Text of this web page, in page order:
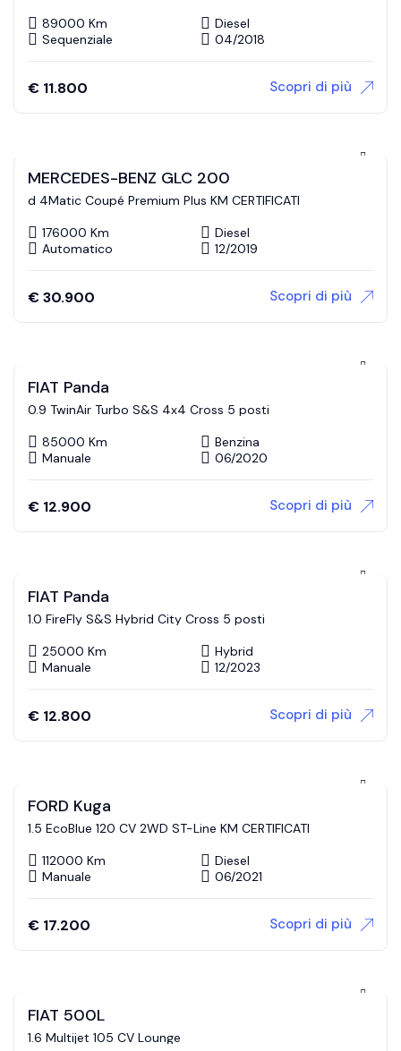
89000 Km
Diesel
Sequenziale
04/2018
€ 11.800 Scopri di più
MERCEDES-BENZ GLC 200
d 4Matic Coupé Premium Plus KM CERTIFICATI
176000 Km
Diesel
Automatico
12/2019
€30.900 Scopri di più
FIAT Panda
0.9 TwinAir Turbo S&S 4x4 Cross 5 posti
85000 Km
Benzina
Manuale
06/2020
€ 12.900 Scopri di più
FIAT Panda
1.0 FireFly S&S Hybrid City Cross 5 posti
25000 Km
Hybrid
Manuale
12/2023
€ 12.800 Scopri di più
FORD Kuga
1.5 EcoBlue 120 CV 2WD ST-Line KM CERTIFICATI
112000 Km
Diesel
Manuale
06/2021
€ 17.200 Scopri di più
FIAT 500L
1.6 Multijet 105 CV Lounge